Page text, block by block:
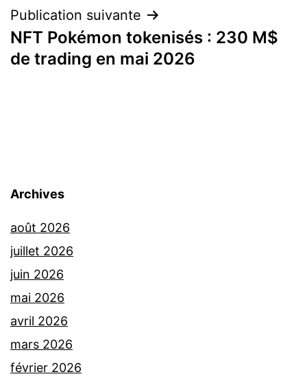
Publication suivante
NFT Pokémon tokenisés : 230 M$
de trading en mai 2026
Archives
août 2026
juillet 2026
juin 2026
mai 2026
avril 2026
mars 2026
février 2026